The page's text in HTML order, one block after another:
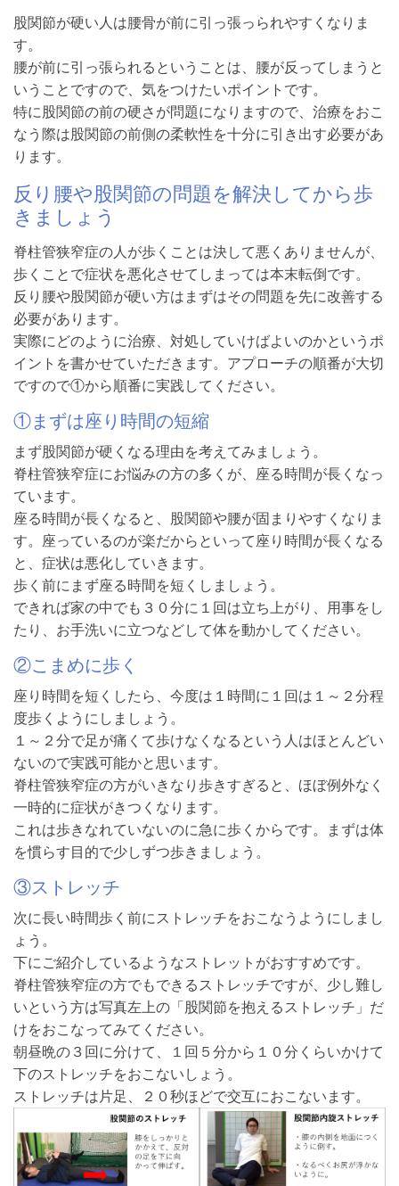
股関節が硬い人は腰骨が前に引っ張っられやすくなりま
す。
腰が前に引っ張られるということは、腰が反ってしまうと
いうことですので、気をつけたいポイントです。
特に股関節の前の硬さが問題になりますので、治療をおこ
なう際は股関節の前側の柔軟性を十分に引き出す必要があ
ります。
反り腰や股関節の問題を解決してから歩
きましょう
脊柱管狭窄症の人が歩くことは決して悪くありませんが、
歩くことで症状を悪化させてしまっては本末転倒です。
反り腰や股関節が硬い方はまずはその問題を先に改善する
必要があります。
実際にどのように治療、対処していけばよいのかというポ
イントを書かせていただきます。アプローチの順番が大切
ですので①から順番に実践してください。
①まずは座り時間の短縮
まず股関節が硬くなる理由を考えてみましょう。
脊柱管狭窄症にお悩みの方の多くが、座る時間が長くなっ
ています。
座る時間が長くなると、股関節や腰が固まりやすくなりま
す。座っているのが楽だからといって座り時間が長くなる
と、症状は悪化していきます。
歩く前にまず座る時間を短くしましょう。
できれば家の中でも３０分に１回は立ち上がり、用事をし
たり、お手洗いに立つなどして体を動かしてください。
②こまめに歩く
座り時間を短くしたら、今度は１時間に１回は１～２分程
度歩くようにしましょう。
１～２分で足が痛くて歩けなくなるという人はほとんどい
ないので実践可能かと思います。
脊柱管狭窄症の方がいきなり歩きすぎると、ほぼ例外なく
一時的に症状がきつくなります。
これは歩きなれていないのに急に歩くからです。まずは体
を慣らす目的で少しずつ歩きましょう。
③ストレッチ
次に長い時間歩く前にストレッチをおこなうようにしまし
ょう。
下にご紹介しているようなストレットがおすすめです。
脊柱管狭窄症の方でもできるストレッチですが、少し難し
いという方は写真左上の「股関節を抱えるストレッチ」だ
けをおこなってみてください。
朝昼晩の３回に分けて、１回５分から１０分くらいかけて
下のストレッチをおこないしょう。
ストレッチは片足、２０秒ほどで交互におこないます。